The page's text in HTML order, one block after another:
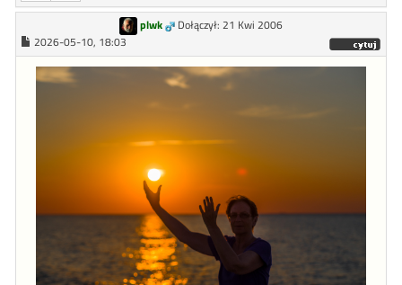
plwk
Dołączył: 21 Kwi 2006
2026-05-10, 18:03